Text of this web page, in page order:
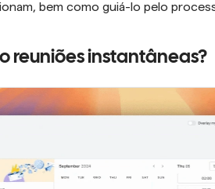
bem como guiá-lo pelo
reuniões instantâneas?